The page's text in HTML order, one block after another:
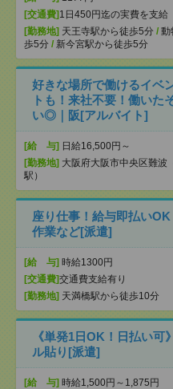
[交通費] 1日450円迄の実費を支給
[勤務地] 天王寺駅から徒歩5分 / 動
歩5分 / 新今宮駅から徒歩5分
好きな場所で働けるイベ
トも！来社不要！働いた
い◎｜阪[アルバイト]
[給 与] 日給16,500円～
[勤務地] 大阪府大阪市中央区難波
駅）
座り仕事！給与即払い
作業など[派遣]
[給 与] 時給1300円
[交通費]交通費支給有り
[勤務地] 天満橋駅から徒歩10分
《単発1日OK！日払い
ル貼り[派遣]
[給 与] 時給1,500円～1,875円